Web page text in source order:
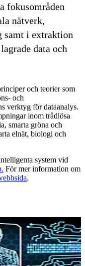
fokusområden
nätverk,
samt i extraktion
data och
och teorier som
och
verktyg för dataanalys.
inom trådlösa
smarta gröna och
elnät, biologi och
system vid
För mer information om
.